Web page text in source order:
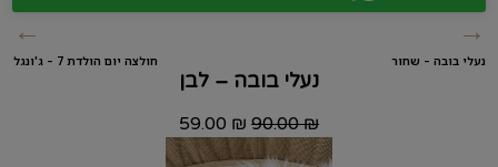
→
נעלי בובה – שחור
←
חולצה יום הולדת 7 – ג'ונגל
נעלי בובה – לבן
90.00₪
59.00 ₪